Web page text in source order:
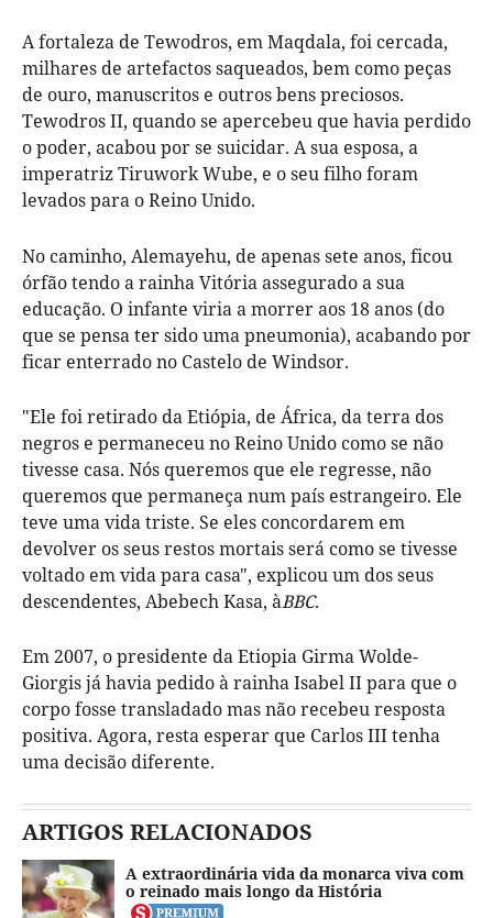
A fortaleza de Tewodros, em Maqdala, foi cercada,
milhares de artefactos saqueados, bem como peças
de ouro, manuscritos e outros bens preciosos.
Tewodros II, quando se apercebeu que havia perdido
o poder, acabou por se suicidar. A sua esposa, a
imperatriz Tiruwork Wube, e o seu filho foram
levados para o Reino Unido.
No caminho, Alemayehu, de apenas sete anos, ficou
órfão tendo a rainha Vitória assegurado a sua
educação. O infante viria a morrer aos 18 anos (do
que se pensa ter sido uma pneumonia), acabando por
ficar enterrado no Castelo de Windsor.
"Ele foi retirado da Etiópia, de África, da terra dos
negros e permaneceu no Reino Unido como se não
tivesse casa. Nós queremos que ele regresse, não
queremos que permaneça num país estrangeiro. Ele
teve uma vida triste. Se eles concordarem em
devolver os seus restos mortais será como se tivesse
voltado em vida para casa", explicou um dos seus
descendentes, Abebech Kasa, àBBC.
Em 2007, o presidente da Etiopia Girma Wolde-
Giorgis já havia pedido à rainha Isabel II para que o
corpo fosse transladado mas não recebeu resposta
positiva. Agora, resta esperar que Carlos III tenha
uma decisão diferente.
ARTIGOS RELACIONADOS
A extraordinária vida da monarca viva com
o reinado mais longo da História